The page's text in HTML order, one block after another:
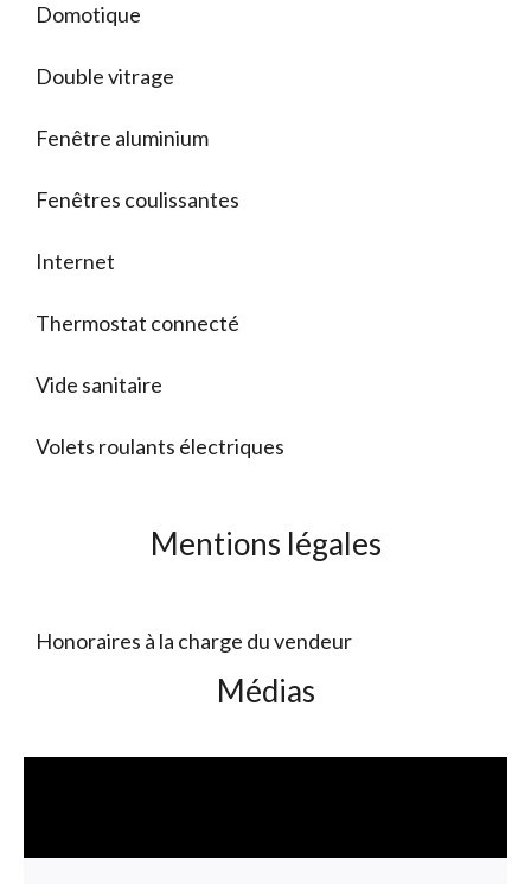
Domotique
Double vitrage
Fenêtre aluminium
Fenêtres coulissantes
Internet
Thermostat connecté
Vide sanitaire
Volets roulants électriques
Mentions légales
Honoraires à la charge du vendeur
Médias